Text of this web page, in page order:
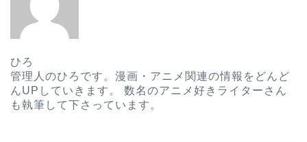
ひろ
管理人のひろです。漫画・アニメ関連の情報をどんど
んUPしていきます。 数名のアニメ好きライターさん
も執筆して下さっています。